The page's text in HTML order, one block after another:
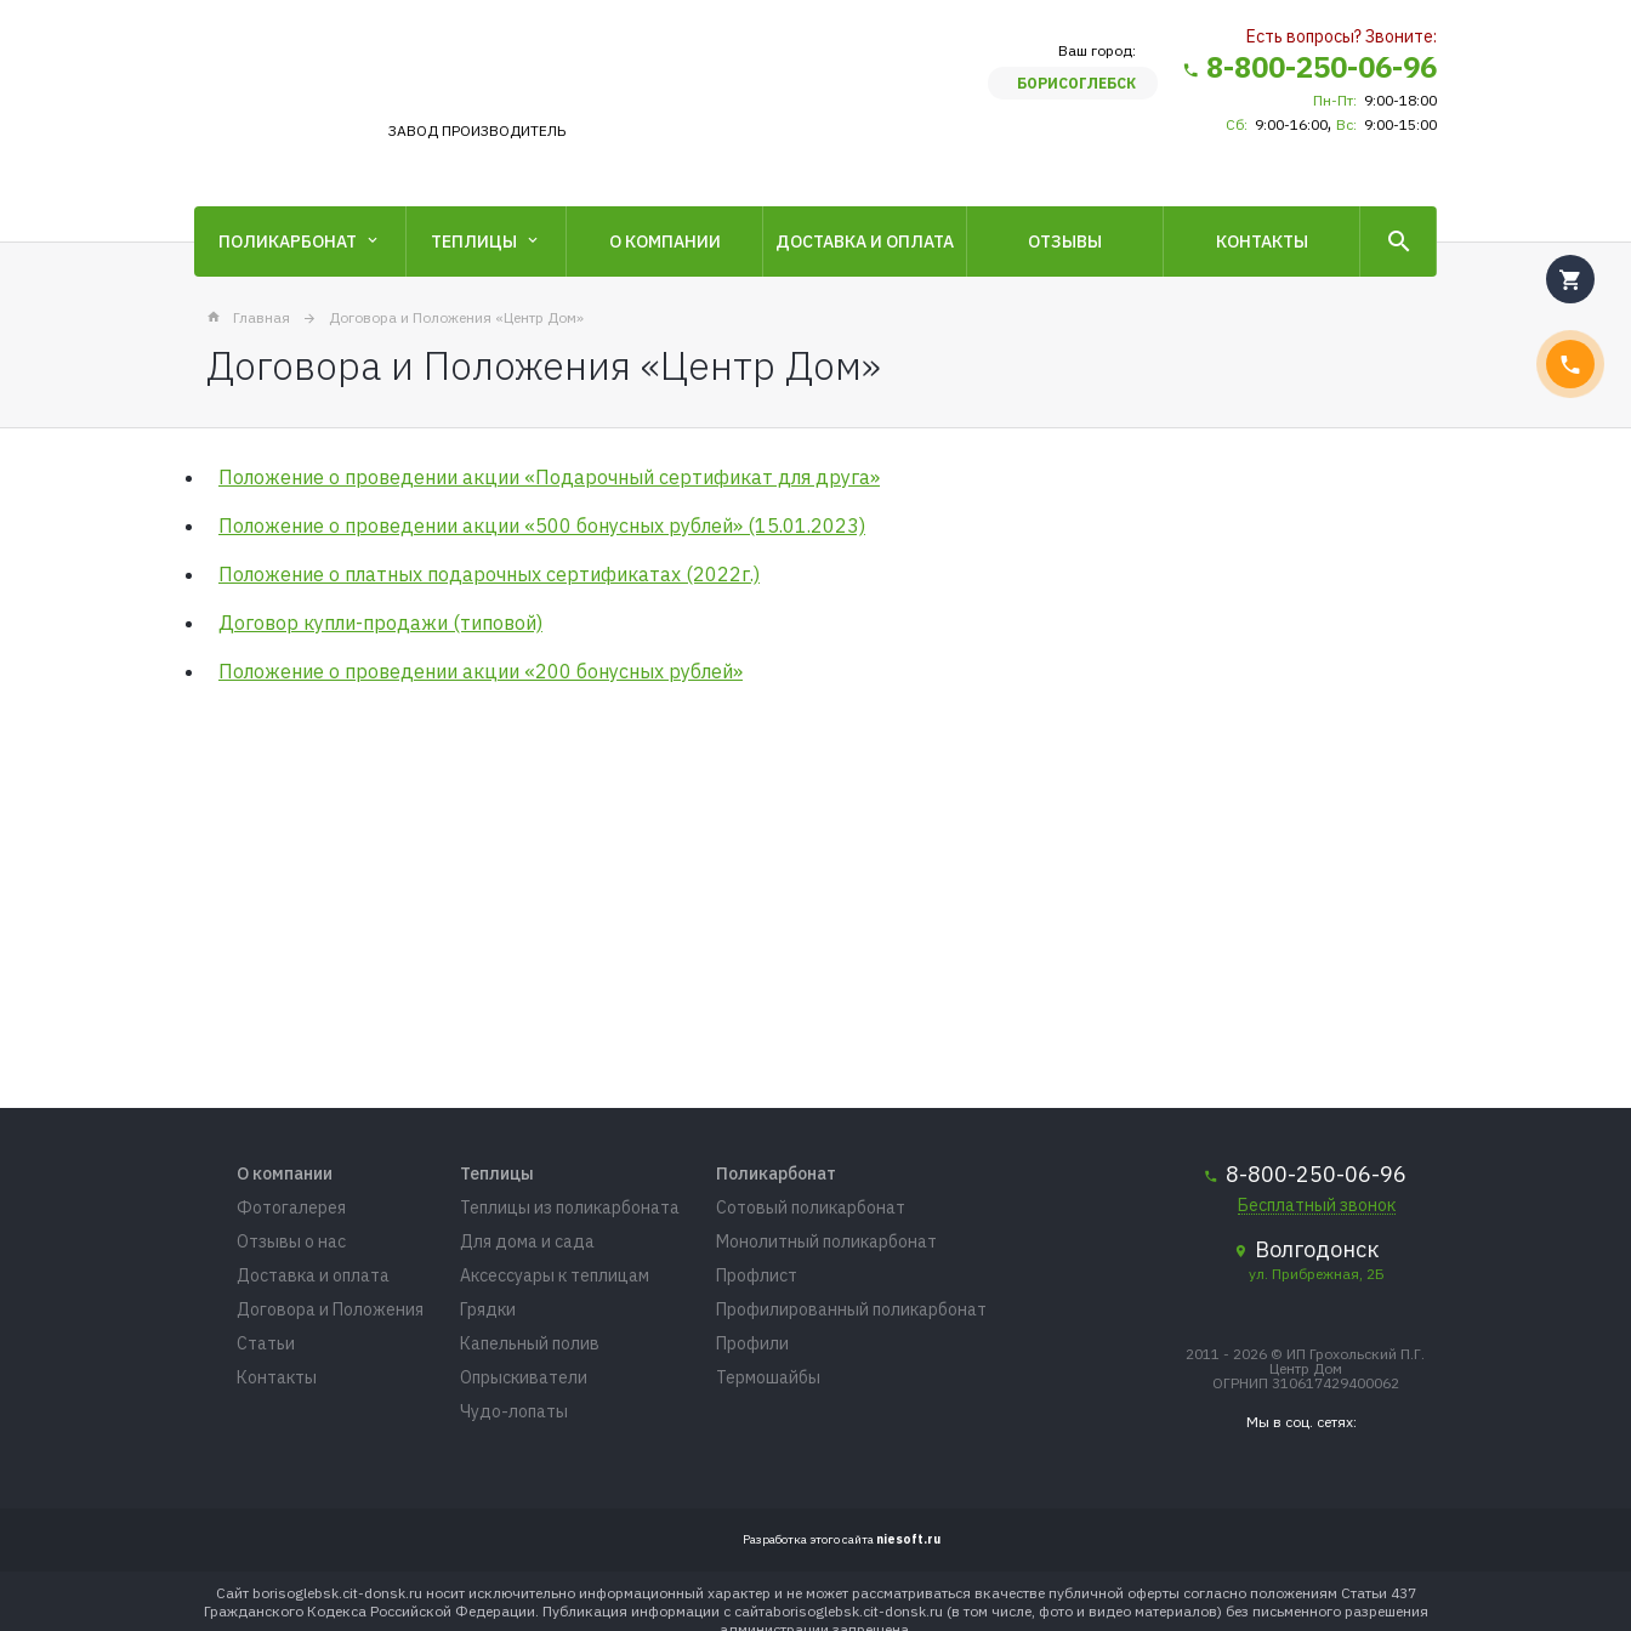
ЗАВОД ПРОИЗВОДИТЕЛЬ
Ваш город:
БОРИСОГЛЕБСК
Есть вопросы? Звоните:
8-800-250-06-96
Пн-Пт: 9:00-18:00
Сб: 9:00-16:00, Вс: 9:00-15:00
ПОЛИКАРБОНАТ ТЕПЛИЦЫ О КОМПАНИИ ДОСТАВКА И ОПЛАТА ОТЗЫВЫ КОНТАКТЫ
Главная Договора и Положения «Центр Дом»
Договора и Положения «Центр Дом»
Положение о проведении акции «Подарочный сертификат для друга»
Положение о проведении акции «500 бонусных рублей» (15.01.2023)
Положение о платных подарочных сертификатах (2022г.)
Договор купли-продажи (типовой)
Положение о проведении акции «200 бонусных рублей»
О компании
Фотогалерея
Отзывы о нас
Доставка и оплата
Договора и Положения
Статьи
Контакты
Теплицы
Теплицы из поликарбоната
Для дома и сада
Аксессуары к теплицам
Грядки
Капельный полив
Опрыскиватели
Чудо-лопаты
Поликарбонат
Сотовый поликарбонат
Монолитный поликарбонат
Профлист
Профилированный поликарбонат
Профили
Термошайбы
8-800-250-06-96
Бесплатный звонок
Волгодонск
ул. Прибрежная, 2Б
2011 - 2026 © ИП Грохольский П.Г.
Центр Дом
ОГРНИП 310617429400062
Мы в соц. сетях:
Разработка этого сайта niesoft.ru
Сайт borisoglebsk.cit-donsk.ru носит исключительно информационный характер и не может рассматриваться вкачестве публичной оферты согласно положениям Статьи 437
Гражданского Кодекса Российской Федерации. Публикация информации с сайтаborisoglebsk.cit-donsk.ru (в том числе, фото и видео материалов) без письменного разрешения